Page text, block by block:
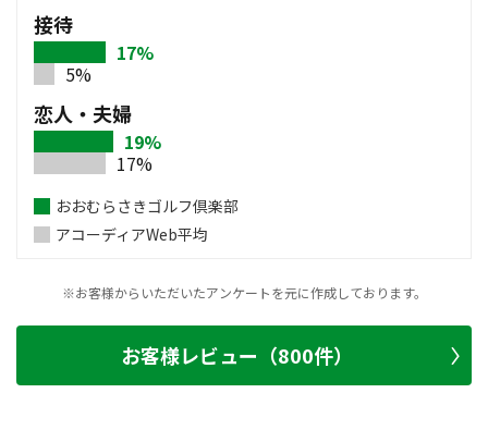
接待
17%
5%
恋人・夫婦
19%
17%
おおむらさきゴルフ倶楽部
アコーディアWeb平均
※お客様からいただいたアンケートを元に作成しております。
お客様レビュー（800件）